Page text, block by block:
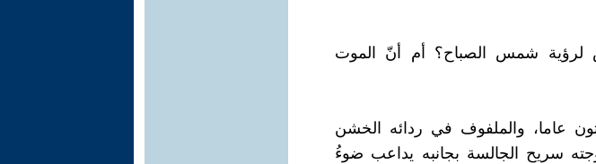
لرؤية شمس الصباح؟ أم أنّ الموت
عاما، والملفوف في ردائه الخشن
سريح الجالسة بجانبه يداعب ضوءُ